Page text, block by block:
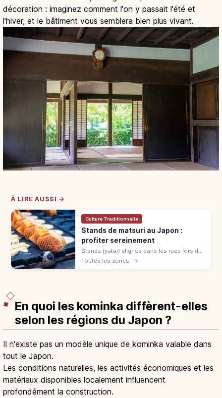
décoration : imaginez comment l'on y passait l'été et
l'hiver, et le bâtiment vous semblera bien plus vivant.
À LIRE AUSSI →
Culture Traditionnelle
Stands de matsuri au Japon :
profiter sereinement
Stands (yatai) alignés dans les rues lors des
matsuri japonais du printemps à l'automne :
Toutes les zones →
En quoi les kominka diffèrent-elles
selon les régions du Japon ?
Il n'existe pas un modèle unique de kominka valable dans
tout le Japon.
Les conditions naturelles, les activités économiques et les
matériaux disponibles localement influencent
profondément la construction.